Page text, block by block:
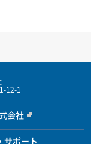
12-1
会社
サポート